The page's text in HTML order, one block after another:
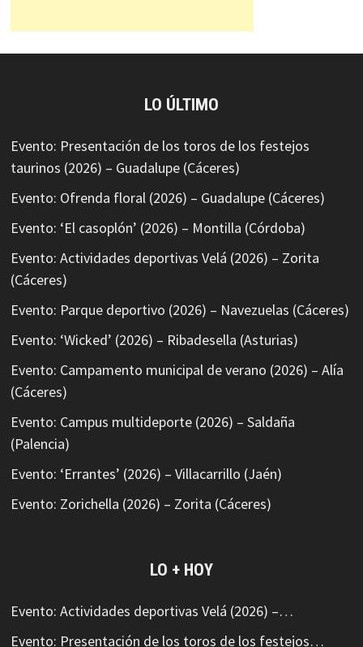
LO ÚLTIMO
Evento: Presentación de los toros de los festejos
taurinos (2026) – Guadalupe (Cáceres)
Evento: Ofrenda floral (2026) – Guadalupe (Cáceres)
Evento: ‘El casoplón’ (2026) – Montilla (Córdoba)
Evento: Actividades deportivas Velá (2026) – Zorita
(Cáceres)
Evento: Parque deportivo (2026) – Navezuelas (Cáceres)
Evento: ‘Wicked’ (2026) – Ribadesella (Asturias)
Evento: Campamento municipal de verano (2026) – Alía
(Cáceres)
Evento: Campus multideporte (2026) – Saldaña
(Palencia)
Evento: ‘Errantes’ (2026) – Villacarrillo (Jaén)
Evento: Zorichella (2026) – Zorita (Cáceres)
LO + HOY
Evento: Actividades deportivas Velá (2026) –…
Evento: Presentación de los toros de los festejos…